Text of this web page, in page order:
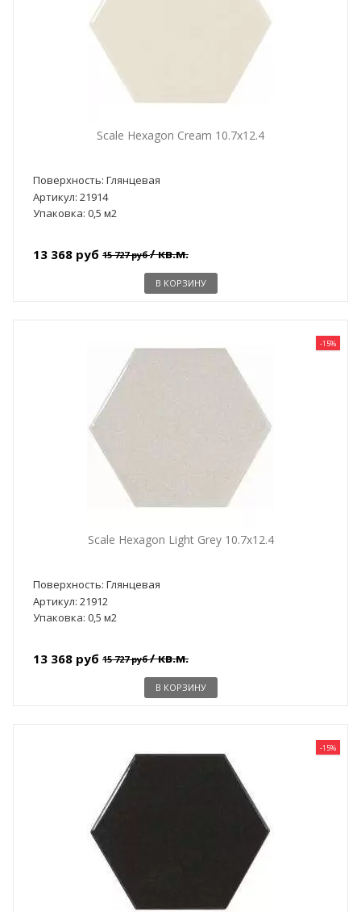
Scale Hexagon Cream 10.7x12.4
Поверхность: Глянцевая
Артикул: 21914
Упаковка: 0,5 м2
13 368 руб 15 727 руб/ кв.м.
В КОРЗИНУ
-15%
Scale Hexagon Light Grey 10.7x12.4
Поверхность: Глянцевая
Артикул: 21912
Упаковка: 0,5 м2
13 368 руб 15 727 руб/ кв.м.
В КОРЗИНУ
-15%